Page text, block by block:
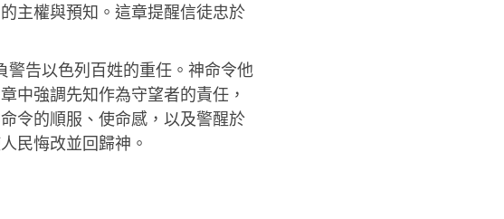
主權與預知。這章提醒信徒忠於
警告以色列百姓的重任。神命令他
中強調先知作為守望者的責任，
令的順服、使命感，以及警醒於
民悔改並回歸神。